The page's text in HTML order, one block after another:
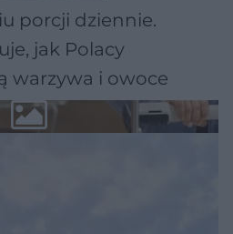
porcji dziennie.
jak Polacy
warzywa i owoce